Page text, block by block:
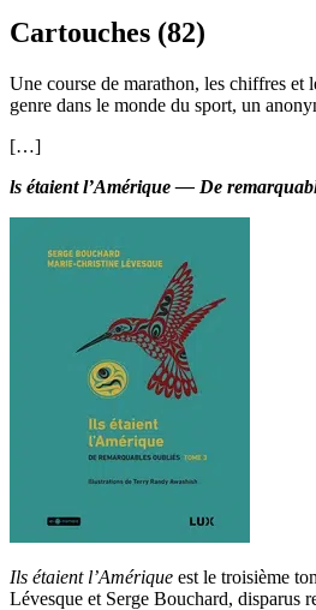
Cartouches (82)
Une course de marathon, les chiffres et
genre dans le monde du sport, un
[…]
ls étaient l’Amérique — De
Ils étaient l’Amérique est le troisième
Lévesque et Serge Bouchard, disparus